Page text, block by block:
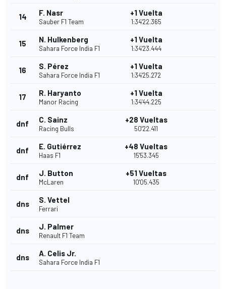
14 F. Nasr
Sauber F1 Team
+1 Vuelta
1:34'22.365
15 N. Hulkenberg
Sahara Force India F1
+1 Vuelta
1:34'23.444
16 S. Pérez
Sahara Force India F1
+1 Vuelta
1:34'25.272
17 R. Haryanto
Manor Racing
+1 Vuelta
1:34'44.225
dnf C. Sainz
Racing Bulls
+28 Vueltas
50'22.411
dnf E. Gutiérrez
Haas F1
+48 Vueltas
15'53.345
dnf J. Button
McLaren
+51 Vueltas
10'05.435
dns S. Vettel
Ferrari
dns J. Palmer
Renault F1 Team
dns A. Celis Jr.
Sahara Force India F1